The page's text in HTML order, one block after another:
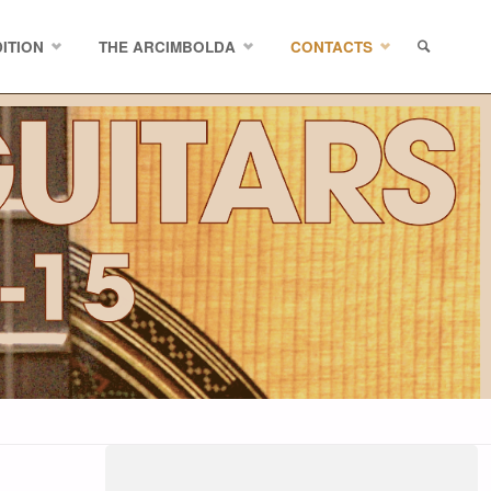
THE ARCIMBOLDA CONTACTS
SEARCH